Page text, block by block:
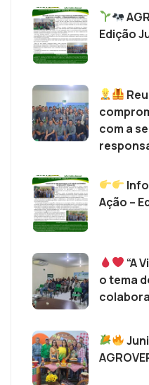
Edição
com a
Ação –
“A
o tema